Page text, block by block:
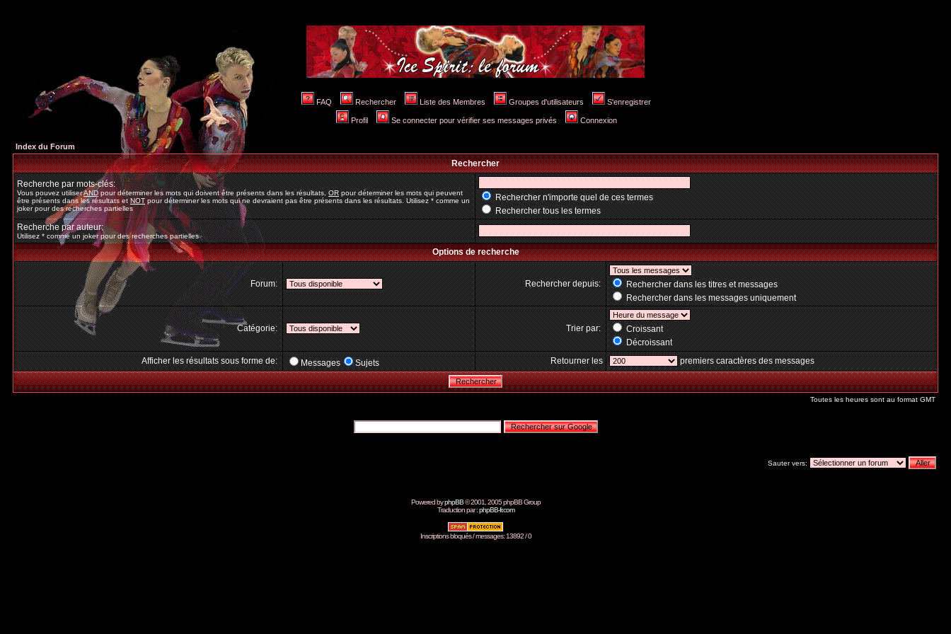
FAQ Rechercher Liste des Membres Groupes d'utilisateurs S'enregistrer
Profil Se connecter pour vérifier ses messages privés Connexion
Index du Forum
Rechercher
Recherche par mots-clés:
Vous pouvez utiliserANDpour déterminer les mots qui doivent être présents dans les résultats,ORpour déterminer les mots qui peuvent
être présents dans les résultats etNOTpour déterminer les mots qui ne devraient pas être présents dans les résultats. Utilisez * comme un
joker pour des recherches partielles
Rechercher n'importe quel de ces termes
Rechercher tous les termes
Recherche par auteur:
Utilisez * comme un joker pour des recherches partielles
Options de recherche
Forum: Rechercher depuis:
Rechercher dans les titres et messages
Rechercher dans les messages uniquement
Catégorie: Trier par:
Croissant
Décroissant
Afficher les résultats sous forme de:
Messages Sujets Retourner les premiers caractères des messages
Toutes les heures sont au format GMT
Sauter vers:
Powered byphpBB© 2001, 2005 phpBB Group
Traduction par :phpBB-fr.com
Inscriptions bloqués / messages: 13892 / 0